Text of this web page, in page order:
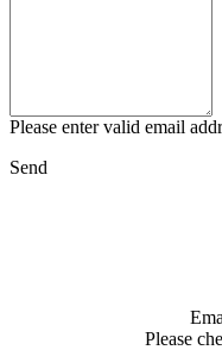
Please enter valid email
Send
Please